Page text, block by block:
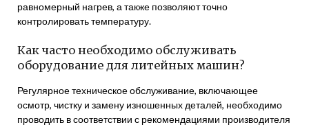
равномерный нагрев, а также позволяют точно
контролировать температуру.
Как часто необходимо обслуживать
оборудование для литейных машин?
Регулярное техническое обслуживание, включающее
осмотр, чистку и замену изношенных деталей, необходимо
проводить в соответствии с рекомендациями производителя